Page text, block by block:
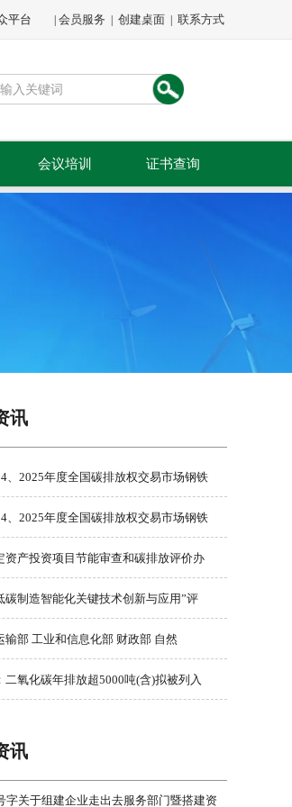
平台 会员服务 创建桌面 联系方式
会议培训 证书查询
讯
、2025年度全国碳排放权交易市场钢铁
、2025年度全国碳排放权交易市场钢铁
资产投资项目节能审查和碳排放评价办
碳制造智能化关键技术创新与应用”评
输部 工业和信息化部 财政部 自然
二氧化碳年排放超5000吨(含)拟被列入
讯
字关于组建企业走出去服务部门暨搭建资